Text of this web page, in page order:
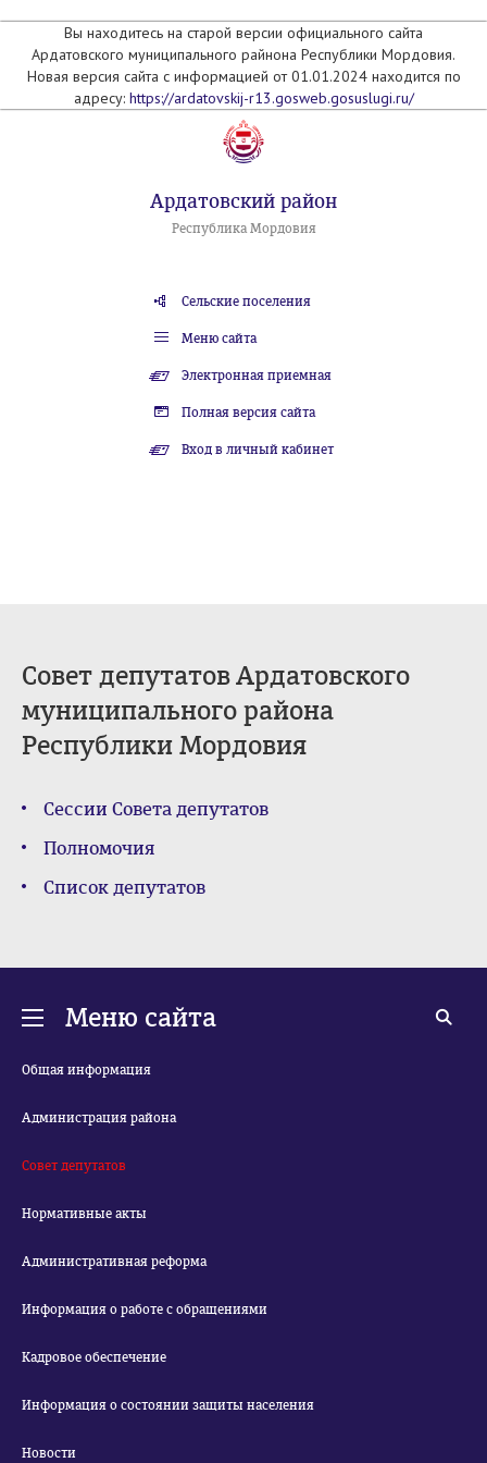
Вы находитесь на старой версии официального сайта
Ардатовского муниципального райнона Республики Мордовия.
Новая версия сайта с информацией от 01.01.2024 находится по
адресу: https://ardatovskij-r13.gosweb.gosuslugi.ru/
Ардатовский район
Республика Мордовия
Сельские поселения
Меню сайта
Электронная приемная
Полная версия сайта
Вход в личный кабинет
Совет депутатов Ардатовского
муниципального района
Республики Мордовия
Сессии Совета депутатов
Полномочия
Список депутатов
Меню сайта
Общая информация
Администрация района
Совет депутатов
Нормативные акты
Административная реформа
Информация о работе с обращениями
Кадровое обеспечение
Информация о состоянии защиты населения
Новости